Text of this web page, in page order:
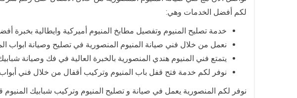
لكم أفضل الخدمات وهي:
خدمة تصليح المنيوم وتفصيل مطابخ المنيوم أميركية وايطالية بخبرة
نعمل من خلال فني صيانة المنيوم المنصورية في تصليح وصيانة ابواب
يتمتع فني المنيوم هندي المنصورية بالخبرة العالية في فك وصيانة
نوفر لكم خدمة فتح قفل باب المنيوم وتركيب أقفال من خلال فني أبواب
نوفر لكم المنصورية يعمل في صيانة و تصليح المنيوم وتركيب شبابيك